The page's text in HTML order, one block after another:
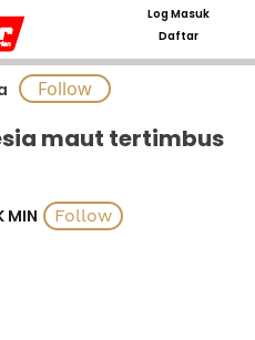
Log Masuk
Daftar
maut tertimbus
MIN